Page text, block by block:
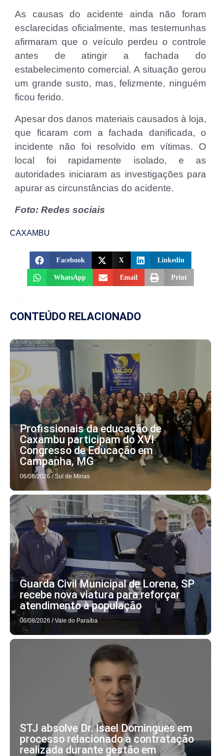
As causas do acidente ainda não foram
esclarecidas oficialmente, mas testemunhas
afirmaram que o veículo perdeu o controle
antes de atingir a fachada do
estabelecimento comercial. A situação gerou
um grande susto, mas, felizmente, ninguém
ficou ferido.
Apesar dos danos materiais causados ​​​​à loja,
que ficaram com a fachada danificada, o
incidente não foi resolvido em vítimas. O
local foi rapidamente isolado, e as
autoridades iniciaram as investigações para
apurar as circunstâncias do acidente.
Foto: Redes sociais
CAXAMBU
Facebook X Linkedin
WhatsApp Email Print
CONTEÚDO RELACIONADO
Profissionais da educação de
Caxambu participam do XVI
Congresso de Educação em
Campanha, MG
06/08/2026 / Sul de Minas
Guarda Civil Municipal de Lorena, SP
recebe nova viatura para reforçar
atendimento à população
06/08/2026 / Vale do Paraíba
STJ absolve Dr. Isael Domingues em
processo relacionado a contratação
realizada durante gestão em